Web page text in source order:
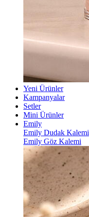
Yeni Ürünler
Kampanyalar
Setler
Mini Ürünler
Emily
Emily Dudak Kalemi
Emily Göz Kalemi